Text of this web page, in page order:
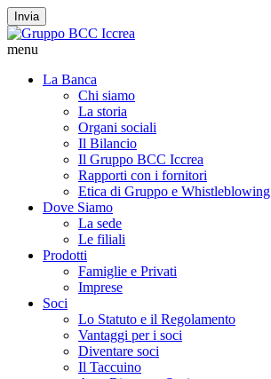
Invia
menu
La Banca
Chi siamo
La storia
Organi sociali
Il Bilancio
Il Gruppo BCC Iccrea
Rapporti con i fornitori
Etica di Gruppo e Whistleblowing
Dove Siamo
La sede
Le filiali
Prodotti
Famiglie e Privati
Imprese
Soci
Lo Statuto e il Regolamento
Vantaggi per i soci
Diventare soci
Il Taccuino